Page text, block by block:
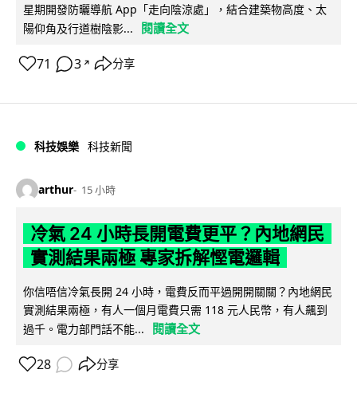
星期開發防曬導航 App「走向陰涼處」，結合建築物高度、太
陽仰角及行道樹陰影...
閱讀全文
71 3 ↗ 分享
科技娛樂 科技新聞
arthur 15 小時
冷氣 24 小時長開電費更平？內地網民
實測結果兩極 專家拆解慳電邏輯
你信唔信冷氣長開 24 小時，電費反而平過開開關關？內地網民
實測結果兩極，有人一個月電費只需 118 元人民幣，有人飆到
過千。電力部門話不能...
閱讀全文
28 分享